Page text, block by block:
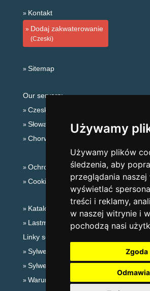
Używamy
Używamy plików
śledzenia, aby
przeglądania naszej
wyświetlać
treści i reklamy,
w naszej witrynie i
pochodzą nasi
Zgoda
Kontakt
Dodaj zakwaterowanie
(Czeski)
Sitemap
Our servers:
Czeskie Góry
Słowackie góry
Chorwacja
Ochrona prywatności
Cookies
Katalog zakwaterowania
Lastminute Karkonosze
Linky sezonowe:
Sylwester Karkonosze
Sylwester w górach 2025/26
Warunki narciarskie